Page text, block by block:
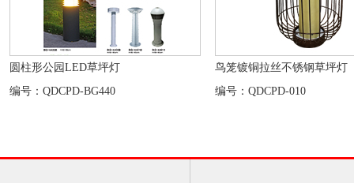
圆柱形公园LED草坪灯
编号：QDCPD-BG440
鸟笼镀铜拉丝不锈钢草坪灯
编号：QDCPD-010